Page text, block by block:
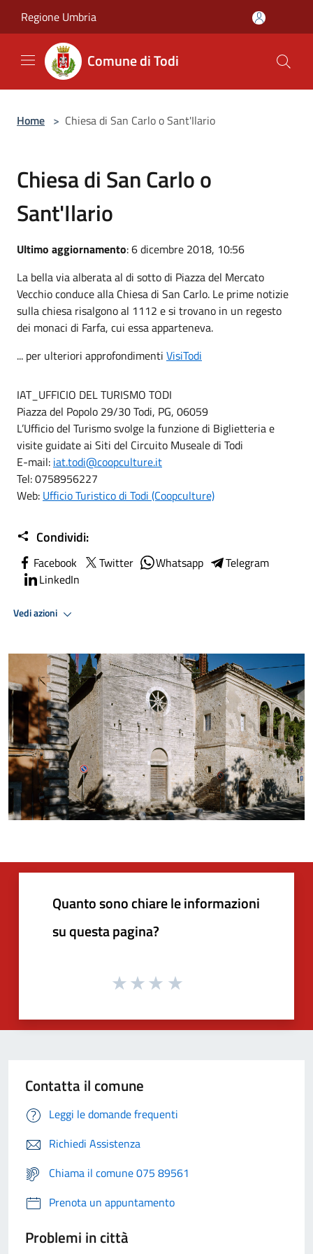
Regione Umbria
Comune di Todi
Home > Chiesa di San Carlo o Sant'Ilario
Chiesa di San Carlo o
Sant'Ilario
Ultimo aggiornamento: 6 dicembre 2018, 10:56
La bella via alberata al di sotto di Piazza del Mercato
Vecchio conduce alla Chiesa di San Carlo. Le prime notizie
sulla chiesa risalgono al 1112 e si trovano in un regesto
dei monaci di Farfa, cui essa apparteneva.
... per ulteriori approfondimenti VisiTodi
IAT_UFFICIO DEL TURISMO TODI
Piazza del Popolo 29/30 Todi, PG, 06059
L’Ufficio del Turismo svolge la funzione di Biglietteria e
visite guidate ai Siti del Circuito Museale di Todi
E-mail: iat.todi@coopculture.it
Tel: 0758956227
Web: Ufficio Turistico di Todi (Coopculture)
Condividi:
Facebook Twitter Whatsapp
Telegram
LinkedIn
Vedi azioni
Quanto sono chiare le informazioni
su questa pagina?
Contatta il comune
Leggi le domande frequenti
Richiedi Assistenza
Chiama il comune 075 89561
Prenota un appuntamento
Problemi in città